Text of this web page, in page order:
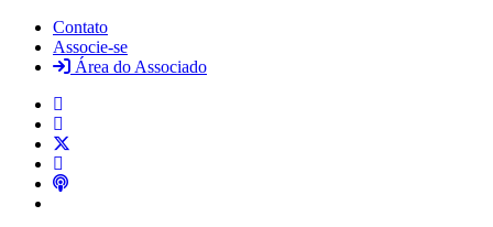
Contato
Associe-se
Área do Associado